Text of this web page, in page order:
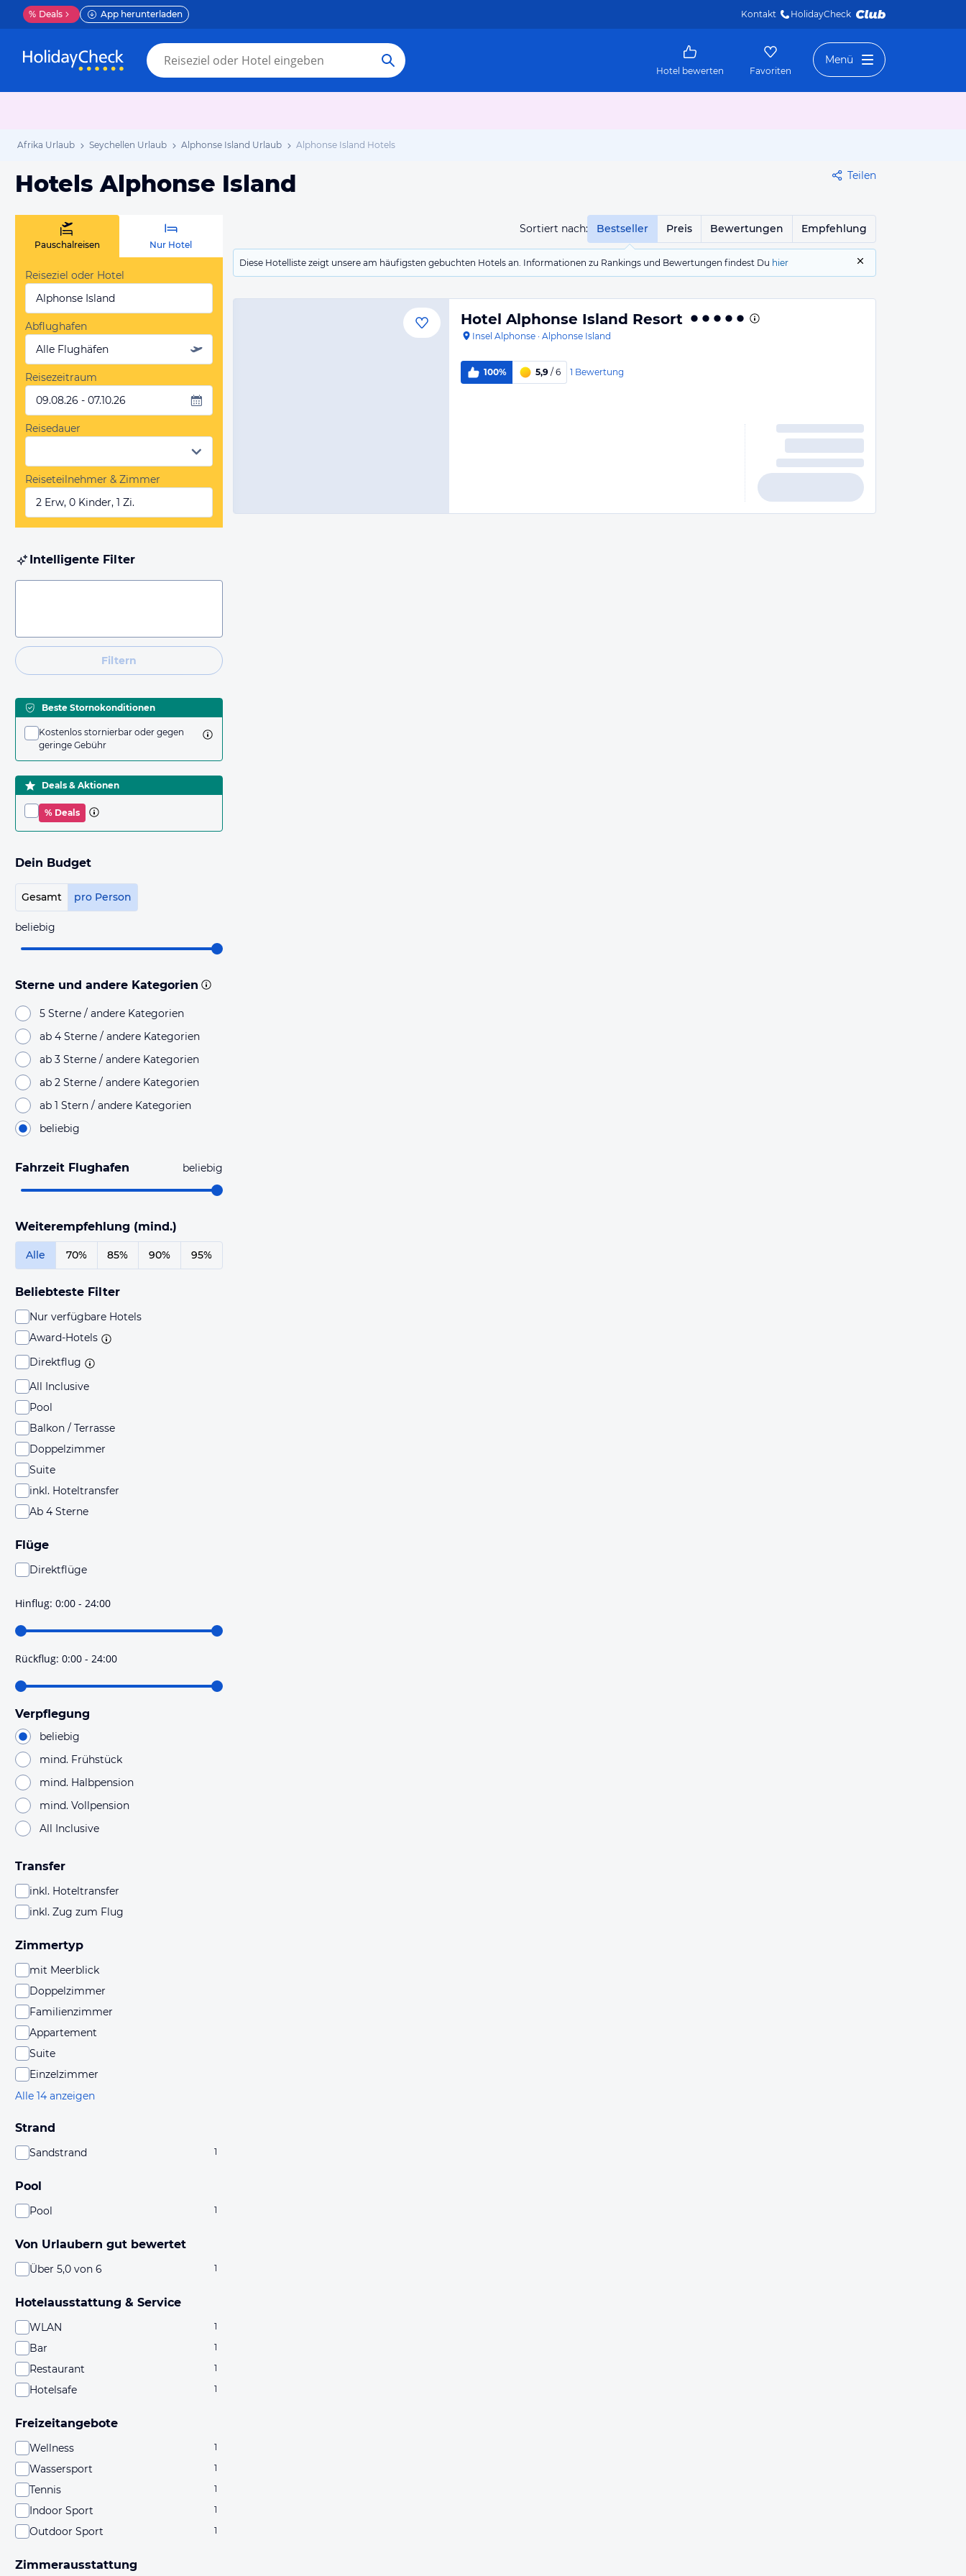
% Deals App herunterladen Kontakt HolidayCheck
Hotel bewerten Favoriten
Menü
Afrika Urlaub Seychellen Urlaub Alphonse Island Urlaub Alphonse Island Hotels
Hotels Alphonse Island Teilen
Sortiert nach: Bestseller Preis Bewertungen Empfehlung
Diese Hotelliste zeigt unsere am häufigsten gebuchten Hotels an. Informationen zu Rankings und Bewertungen findest Du hier
Pauschalreisen Nur Hotel
Reiseziel oder Hotel
Alphonse Island
Abflughafen
Alle Flughäfen
Reisezeitraum
09.08.26 - 07.10.26
Reisedauer
Reiseteilnehmer & Zimmer
2 Erw, 0 Kinder, 1 Zi.
Intelligente Filter
Filtern
Beste Stornokonditionen
Kostenlos stornierbar oder gegen
geringe Gebühr
Deals & Aktionen
% Deals
Dein Budget
Gesamt pro Person
beliebig
Sterne und andere Kategorien
5 Sterne / andere Kategorien
ab 4 Sterne / andere Kategorien
ab 3 Sterne / andere Kategorien
ab 2 Sterne / andere Kategorien
ab 1 Stern / andere Kategorien
beliebig
Fahrzeit Flughafen beliebig
Weiterempfehlung (mind.)
Alle 70% 85% 90% 95%
Beliebteste Filter
Nur verfügbare Hotels
Award-Hotels
Direktflug
All Inclusive
Pool
Balkon / Terrasse
Doppelzimmer
Suite
inkl. Hoteltransfer
Ab 4 Sterne
Flüge
Direktflüge
hoher Wahrscheinlichkeit Direktflüge sind. Bitte
prüfe vor der Buchung noch einmal die Flugdetails.
Hinflug: 0:00 - 24:00
Rückflug: 0:00 - 24:00
Verpflegung
beliebig
mind. Frühstück
mind. Halbpension
mind. Vollpension
All Inclusive
Transfer
inkl. Hoteltransfer
inkl. Zug zum Flug
Zimmertyp
mit Meerblick
Doppelzimmer
Familienzimmer
Appartement
Suite
Einzelzimmer
Alle 14 anzeigen
Strand
Sandstrand 1
Pool
Pool 1
Von Urlaubern gut bewertet
Über 5,0 von 6 1
Hotelausstattung & Service
WLAN 1
Bar 1
Restaurant 1
Hotelsafe 1
Freizeitangebote
Wellness 1
Wassersport 1
Tennis 1
Indoor Sport 1
Outdoor Sport 1
Zimmerausstattung
Hotel Alphonse Island Resort
Insel Alphonse · Alphonse Island
100% 5,9 / 6 1 Bewertung